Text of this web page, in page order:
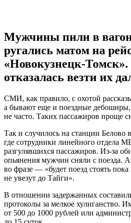
Мужчины пили в
ругались матом на
«Новокузнецк-Томск».
отказалась везти их
СМИ, как правило, с охотой
а бывают еще и поездные
не часто. Таких пассажиров проще
Так и случилось на станции Белово
где сотрудники линейного отдела
разгулявшихся пассажиров. Из-за
опьянения мужчин сняли с поезда.
во фразе — «будет поезд стоять
не увезут до Тайги».
В отношении задержанных
протоколы за мелкое хулиганство.
от 500 до 1000 рублей или